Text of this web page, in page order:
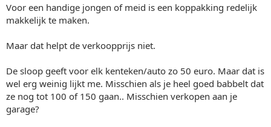
Voor een handige jongen of meid is een koppakking redelijk
makkelijk te maken.
Maar dat helpt de verkoopprijs niet.
De sloop geeft voor elk kenteken/auto zo 50 euro. Maar dat is
wel erg weinig lijkt me. Misschien als je heel goed babbelt dat
ze nog tot 100 of 150 gaan.. Misschien verkopen aan je
garage?